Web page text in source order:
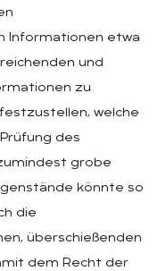
Informationen etwa
und
zu
welche
des
grobe
könnte so
die
überschießenden
dem Recht der